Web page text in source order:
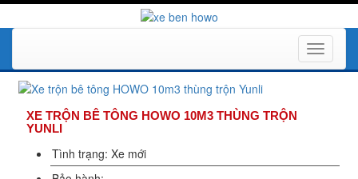
Toggle
XE TRỘN BÊ TÔNG HOWO 10M3 THÙNG TRỘN
YUNLI
Tình trạng: Xe mới